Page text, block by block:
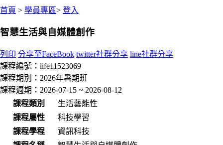
首頁 > 學員專區> 登入
智慧生活與自媒體創作
列印 分享至FaceBook twitter社群分享 line社群分享
課程編號： life11523069
課程期別： 2026年暑期班
課程週期： 2026-07-15 ~ 2026-08-12
課程類別
生活藝能性
課程屬性
科技學習
課程學程
資訊科技